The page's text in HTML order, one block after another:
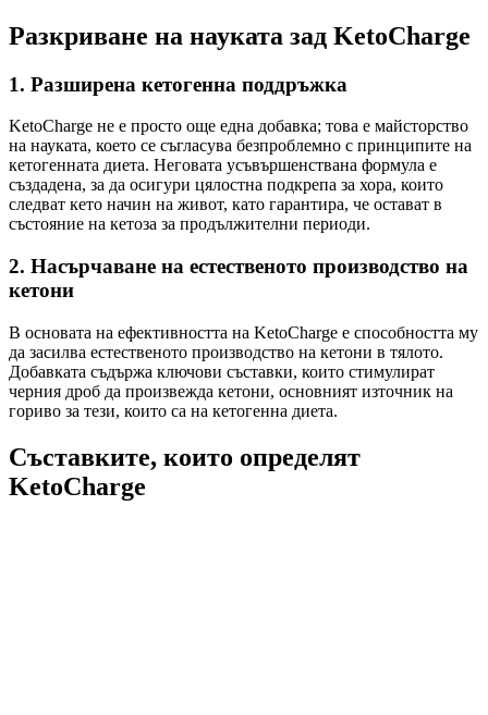
Разкриване на науката зад KetoCharge
1. Разширена кетогенна поддръжка
KetoCharge не е просто още една добавка; това е майсторство
на науката, което се съгласува безпроблемно с принципите на
кетогенната диета. Неговата усъвършенствана формула е
създадена, за да осигури цялостна подкрепа за хора, които
следват кето начин на живот, като гарантира, че остават в
състояние на кетоза за продължителни периоди.
2. Насърчаване на естественото производство на
кетони
В основата на ефективността на KetoCharge е способността му
да засилва естественото производство на кетони в тялото.
Добавката съдържа ключови съставки, които стимулират
черния дроб да произвежда кетони, основният източник на
гориво за тези, които са на кетогенна диета.
Съставките, които определят
KetoCharge